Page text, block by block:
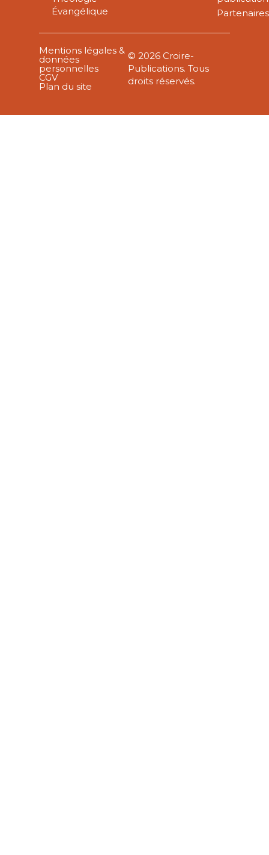
Évangélique
Partenaires
Mentions légales &
données
personnelles
CGV
Plan du site
© 2026 Croire-
Publications. Tous
droits réservés.